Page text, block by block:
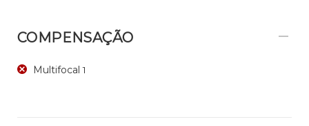
COMPENSAÇÃO
Multifocal 1